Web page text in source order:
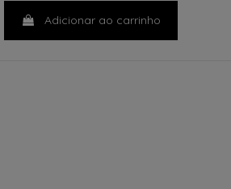
Adicionar ao carrinho